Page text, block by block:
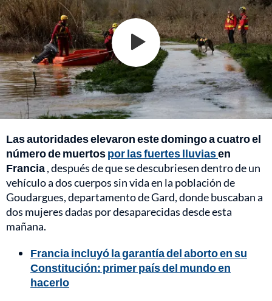
Las autoridades elevaron este domingo a cuatro el
número de muertospor las fuertes lluviasen
Francia, después de que se descubriesen dentro de un
vehículo a dos cuerpos sin vida en la población de
Goudargues, departamento de Gard, donde buscaban a
dos mujeres dadas por desaparecidas desde esta
mañana.
Francia incluyó la garantía del aborto en su
Constitución: primer país del mundo en
hacerlo